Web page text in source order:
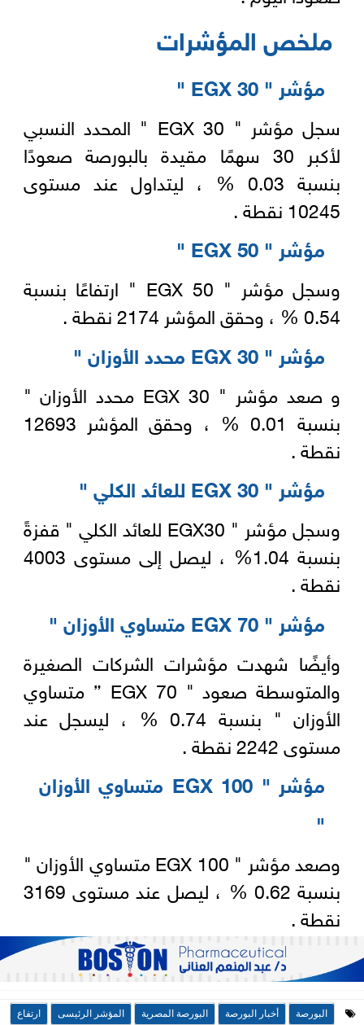
ملخص المؤشرات
مؤشر " EGX 30 "
سجل مؤشر " EGX 30 " المحدد النسبي
لأكبر 30 سهمًا مقيدة بالبورصة صعودًا
بنسبة 0.03 % ، ليتداول عند مستوى
10245 نقطة .
مؤشر " EGX 50 "
وسجل مؤشر " EGX 50 " ارتفاعًا بنسبة
0.54 % ، وحقق المؤشر 2174 نقطة .
مؤشر " EGX 30 محدد الأوزان "
و صعد مؤشر " EGX 30 محدد الأوزان "
بنسبة 0.01 % ، وحقق المؤشر 12693
نقطة .
مؤشر " EGX 30 للعائد الكلي "
وسجل مؤشر " EGX30 للعائد الكلي " قفزةً
بنسبة 1.04% ، ليصل إلى مستوى 4003
نقطة .
مؤشر " EGX 70 متساوي الأوزان "
وأيضًا شهدت مؤشرات الشركات الصغيرة
والمتوسطة صعود " EGX 70 ” متساوي
الأوزان " بنسبة 0.74 % ، ليسجل عند
مستوى 2242 نقطة .
مؤشر " EGX 100 متساوي الأوزان
"
وصعد مؤشر " EGX 100 متساوي الأوزان "
بنسبة 0.62 % ، ليصل عند مستوى 3169
نقطة .
البورصة أخبار البورصة البورصة المصرية المؤشر الرئيسى ارتفاع